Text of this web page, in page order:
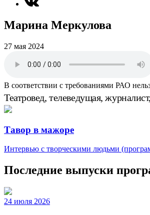
Марина Меркулова
27 мая 2024
В соответствии с требованиями РАО
Театровед, телеведущая,
Тавор в мажоре
Интервью с творческими людьми
Последние выпуски
24 июля 2026